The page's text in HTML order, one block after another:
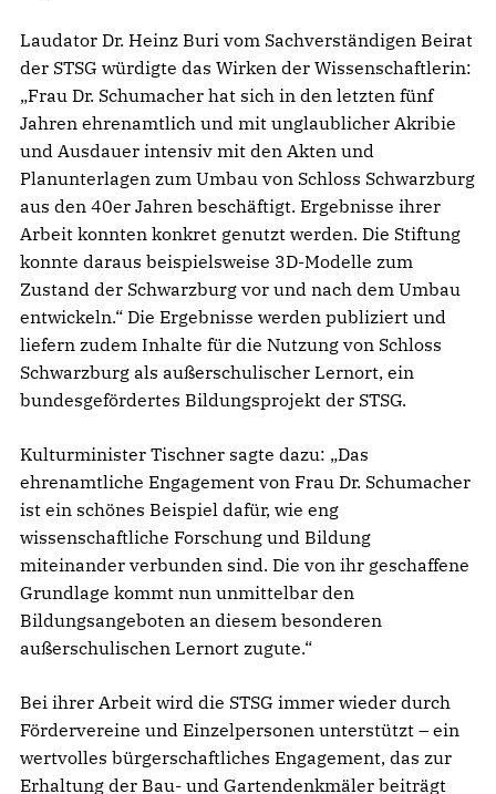
Laudator Dr. Heinz Buri vom Sachverständigen Beirat
der STSG würdigte das Wirken der Wissenschaftlerin:
„Frau Dr. Schumacher hat sich in den letzten fünf
Jahren ehrenamtlich und mit unglaublicher Akribie
und Ausdauer intensiv mit den Akten und
Planunterlagen zum Umbau von Schloss Schwarzburg
aus den 40er Jahren beschäftigt. Ergebnisse ihrer
Arbeit konnten konkret genutzt werden. Die Stiftung
konnte daraus beispielsweise 3D-Modelle zum
Zustand der Schwarzburg vor und nach dem Umbau
entwickeln.“ Die Ergebnisse werden publiziert und
liefern zudem Inhalte für die Nutzung von Schloss
Schwarzburg als außerschulischer Lernort, ein
bundesgefördertes Bildungsprojekt der STSG.
Kulturminister Tischner sagte dazu: „Das
ehrenamtliche Engagement von Frau Dr. Schumacher
ist ein schönes Beispiel dafür, wie eng
wissenschaftliche Forschung und Bildung
miteinander verbunden sind. Die von ihr geschaffene
Grundlage kommt nun unmittelbar den
Bildungsangeboten an diesem besonderen
außerschulischen Lernort zugute.“
Bei ihrer Arbeit wird die STSG immer wieder durch
Fördervereine und Einzelpersonen unterstützt – ein
wertvolles bürgerschaftliches Engagement, das zur
Erhaltung der Bau- und Gartendenkmäler beiträgt